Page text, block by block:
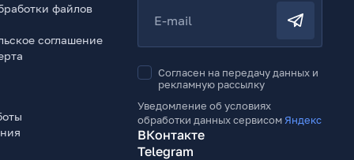
файлов
соглашение
E-mail
Согласен на передачу данных и
рекламную рассылку
Уведомление об условиях
обработки данных сервисом Яндекс
ВКонтакте
Telegram